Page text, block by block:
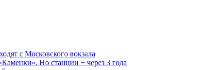
с Московского вокзала
Но станции − через 3 года